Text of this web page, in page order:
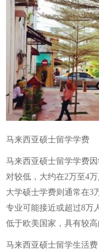
马来西亚硕士留学学费
马来西亚硕士留学学费
对较低，大约在2万至4
大学硕士学费则通常在3
专业可能接近或超过8万
低于欧美国家，具有较高
马来西亚硕士留学生活费